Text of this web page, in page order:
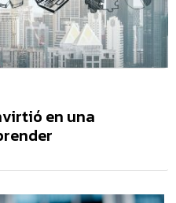
en una